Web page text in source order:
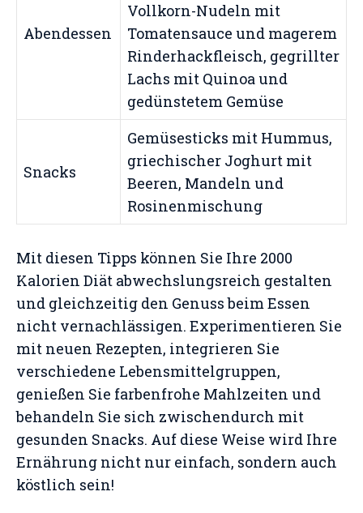
Abendessen
Vollkorn-Nudeln mit
Tomatensauce und magerem
Rinderhackfleisch, gegrillter
Lachs mit Quinoa und
gedünstetem Gemüse
Snacks
Gemüsesticks mit Hummus,
griechischer Joghurt mit
Beeren, Mandeln und
Rosinenmischung
Mit diesen Tipps können Sie Ihre 2000
Kalorien Diät abwechslungsreich gestalten
und gleichzeitig den Genuss beim Essen
nicht vernachlässigen. Experimentieren Sie
mit neuen Rezepten, integrieren Sie
verschiedene Lebensmittelgruppen,
genießen Sie farbenfrohe Mahlzeiten und
behandeln Sie sich zwischendurch mit
gesunden Snacks. Auf diese Weise wird Ihre
Ernährung nicht nur einfach, sondern auch
köstlich sein!